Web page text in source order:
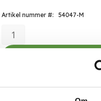
Artikel nummer 54047-M